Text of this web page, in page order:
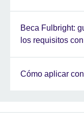
Beca Fulbright:
los requisitos
Cómo aplicar